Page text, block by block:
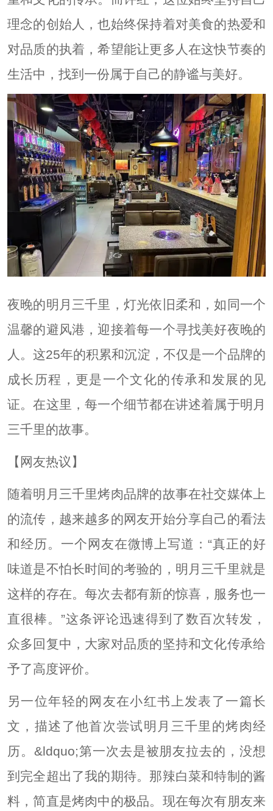
理念的创始人，也始终保持着对美食的热爱和
对品质的执着，希望能让更多人在这快节奏的
生活中，找到一份属于自己的静谧与美好。
夜晚的明月三千里，灯光依旧柔和，如同一个
温馨的避风港，迎接着每一个寻找美好夜晚的
人。这25年的积累和沉淀，不仅是一个品牌的
成长历程，更是一个文化的传承和发展的见
证。在这里，每一个细节都在讲述着属于明月
三千里的故事。
【网友热议】
随着明月三千里烤肉品牌的故事在社交媒体上
的流传，越来越多的网友开始分享自己的看法
和经历。一个网友在微博上写道：“真正的好
味道是不怕长时间的考验的，明月三千里就是
这样的存在。每次去都有新的惊喜，服务也一
直很棒。”这条评论迅速得到了数百次转发，
众多回复中，大家对品质的坚持和文化传承给
予了高度评价。
另一位年轻的网友在小红书上发表了一篇长
文，描述了他首次尝试明月三千里的烤肉经
历。&ldquo;第一次去是被朋友拉去的，没想
到完全超出了我的期待。那辣白菜和特制的酱
料，简直是烤肉中的极品。现在每次有朋友来